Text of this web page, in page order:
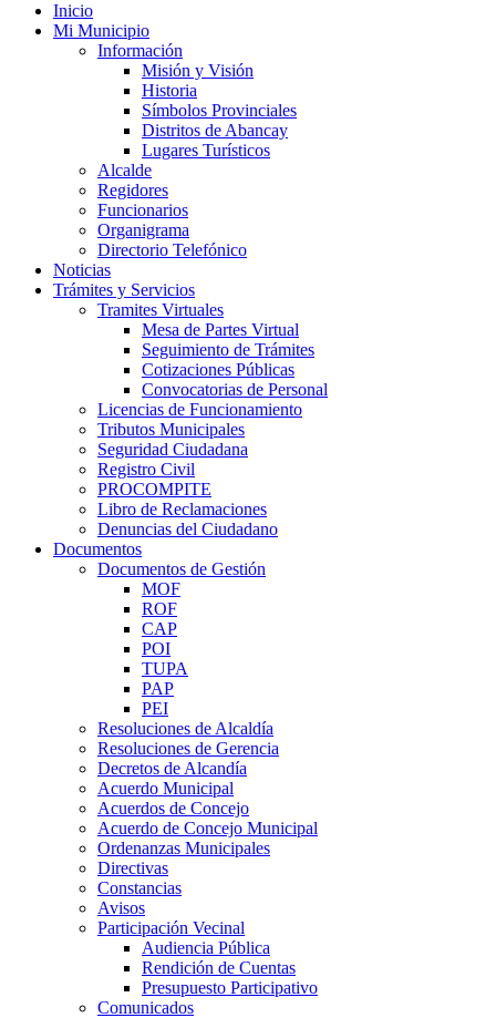
Inicio
Mi Municipio
Información
Misión y Visión
Historia
Símbolos Provinciales
Distritos de Abancay
Lugares Turísticos
Alcalde
Regidores
Funcionarios
Organigrama
Directorio Telefónico
Noticias
Trámites y Servicios
Tramites Virtuales
Mesa de Partes Virtual
Seguimiento de Trámites
Cotizaciones Públicas
Convocatorias de Personal
Licencias de Funcionamiento
Tributos Municipales
Seguridad Ciudadana
Registro Civil
PROCOMPITE
Libro de Reclamaciones
Denuncias del Ciudadano
Documentos
Documentos de Gestión
MOF
ROF
CAP
POI
TUPA
PAP
PEI
Resoluciones de Alcaldía
Resoluciones de Gerencia
Decretos de Alcandía
Acuerdo Municipal
Acuerdos de Concejo
Acuerdo de Concejo Municipal
Ordenanzas Municipales
Directivas
Constancias
Avisos
Participación Vecinal
Audiencia Pública
Rendición de Cuentas
Presupuesto Participativo
Comunicados